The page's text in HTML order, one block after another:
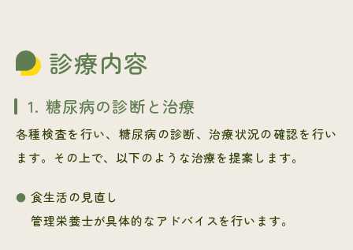
診療内容
1. 糖尿病の診断と治療
各種検査を行い、糖尿病の診断、治療状況の確認を行い
ます。その上で、以下のような治療を提案します。
食生活の見直し
管理栄養士が具体的なアドバイスを行います。